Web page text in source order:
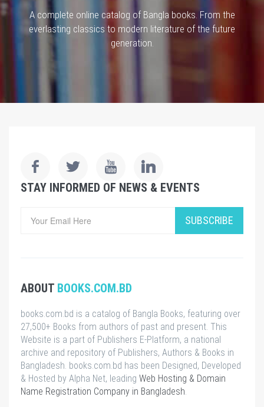
A complete online catalog of Bangla books. From the
everlasting classics to modern literature of the future
generation.
STAY INFORMED OF NEWS & EVENTS
SUBSCRIBE
ABOUT BOOKS.COM.BD
books.com.bd is a catalog of Bangla Books, featuring over
27,500+ Books from authors of past and present. This
Website is a part of Publishers E-Platform, a national
archive and repository of Publishers, Authors & Books in
Bangladesh. books.com.bd has been Designed, Developed
& Hosted by Alpha Net, leading Web Hosting & Domain
Name Registration Company in Bangladesh